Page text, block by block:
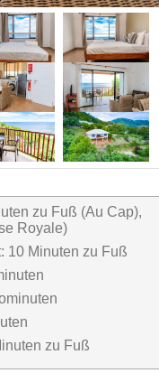
zu Fuß (Au Cap),
Royale)
10 Minuten zu Fuß
zu Fuß